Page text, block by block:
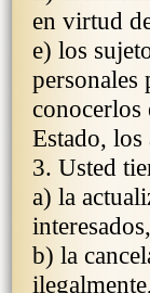
en virtud
e) los
personales
conocerlos
Estado, los
3. Usted
a) la
b) la